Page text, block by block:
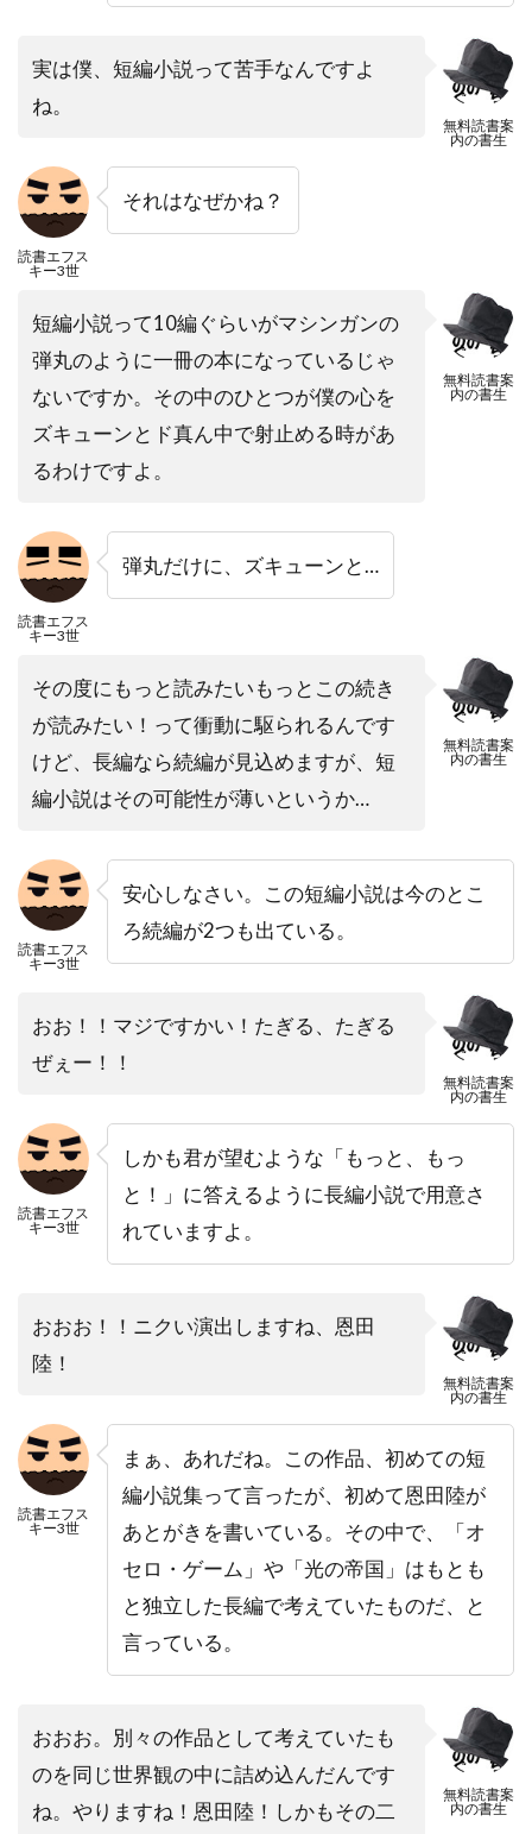
無料読書案
内の書生
実は僕、短編小説って苦手なんですよ
ね。
読書エフス
キー3世
それはなぜかね？
無料読書案
内の書生
短編小説って10編ぐらいがマシンガンの
弾丸のように一冊の本になっているじゃ
ないですか。その中のひとつが僕の心を
ズキューンとド真ん中で射止める時があ
るわけですよ。
読書エフス
キー3世
弾丸だけに、ズキューンと…
無料読書案
内の書生
その度にもっと読みたいもっとこの続き
が読みたい！って衝動に駆られるんです
けど、長編なら続編が見込めますが、短
編小説はその可能性が薄いというか…
読書エフス
キー3世
安心しなさい。この短編小説は今のとこ
ろ続編が2つも出ている。
無料読書案
内の書生
おお！！マジですかい！たぎる、たぎる
ぜぇー！！
読書エフス
キー3世
しかも君が望むような「もっと、もっ
と！」に答えるように長編小説で用意さ
れていますよ。
無料読書案
内の書生
おおお！！ニクい演出しますね、恩田
陸！
読書エフス
キー3世
まぁ、あれだね。この作品、初めての短
編小説集って言ったが、初めて恩田陸が
あとがきを書いている。その中で、「オ
セロ・ゲーム」や「光の帝国」はもとも
と独立した長編で考えていたものだ、と
言っている。
無料読書案
内の書生
おおお。別々の作品として考えていたも
のを同じ世界観の中に詰め込んだんです
ね。やりますね！恩田陸！しかもその二